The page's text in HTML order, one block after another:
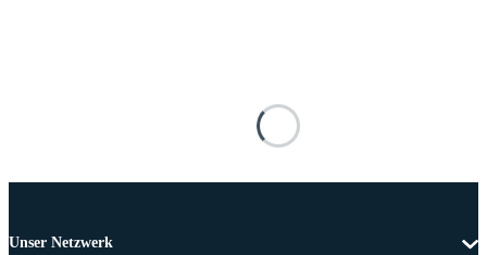
Unser Netzwerk